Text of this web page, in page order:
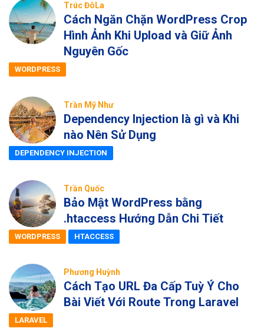
Trúc ĐôLa
Cách Ngăn Chặn WordPress Crop
Hình Ảnh Khi Upload và Giữ Ảnh
Nguyên Gốc
WORDPRESS
Trần Mỹ Như
Dependency Injection là gì và Khi
nào Nên Sử Dụng
DEPENDENCY INJECTION
Trần Quốc
Bảo Mật WordPress bằng
.htaccess Hướng Dẫn Chi Tiết
WORDPRESS HTACCESS
Phương Huỳnh
Cách Tạo URL Đa Cấp Tuỳ Ý Cho
Bài Viết Với Route Trong Laravel
LARAVEL